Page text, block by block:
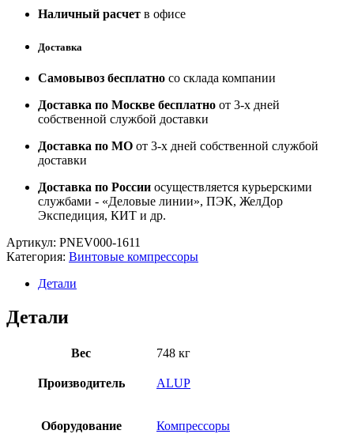
Наличный расчет в офисе
Доставка
Самовывоз бесплатно со склада компании
Доставка по Москве бесплатно от 3-х дней
собственной службой доставки
Доставка по МО от 3-х дней собственной службой
доставки
Доставка по России осуществляется курьерскими
службами - «Деловые линии», ПЭК, ЖелДор
Экспедиция, КИТ и др.
Артикул: PNEV000-1611
Категория: Винтовые компрессоры
Детали
Детали
Вес 748 кг
Производитель ALUP
Оборудование Компрессоры